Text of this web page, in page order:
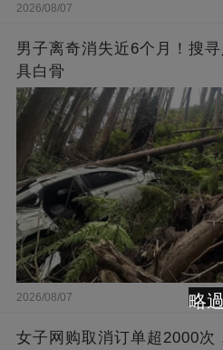
2026/08/07
男子离奇消失近6个月！搜
具白骨
2026/08/07
女子网购取消订单超2000次
略過